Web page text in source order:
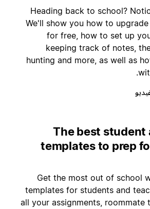
Heading back to school?
We'll show you how to
for free, how to set
keeping track of
hunting and more, as well
The best
templates to
Get the most out of
templates for students
all your assignments,